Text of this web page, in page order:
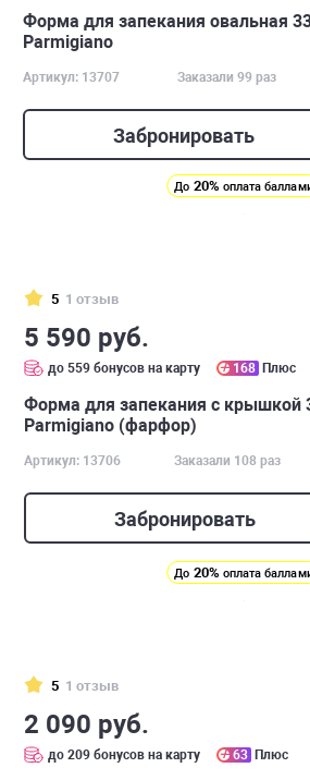
Форма для запекания овальная
Parmigiano
Артикул: 13707 Заказали 99 раз
Забронировать
До 20% оплата
5 1 отзыв
5 590 руб.
до 559 бонусов на карту 168 Плюс
Форма для запекания с крышкой
Parmigiano (фарфор)
Артикул: 13706 Заказали 108 раз
Забронировать
До 20% оплата
5 1 отзыв
2 090 руб.
до 209 бонусов на карту 63 Плюс